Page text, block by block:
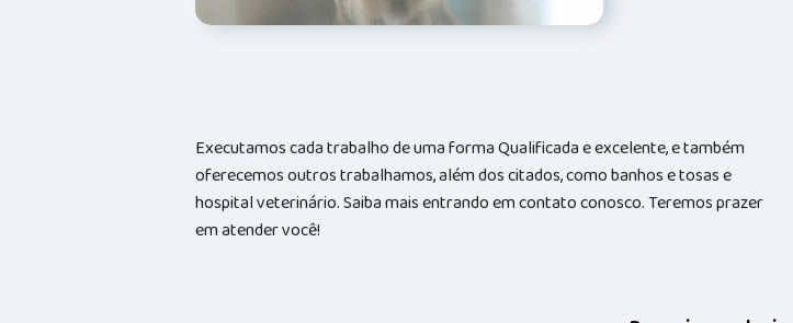
Executamos cada trabalho de uma forma Qualificada e excelente, e também
oferecemos outros trabalhamos, além dos citados, como banhos e tosas e
hospital veterinário. Saiba mais entrando em contato conosco. Teremos prazer
em atender você!